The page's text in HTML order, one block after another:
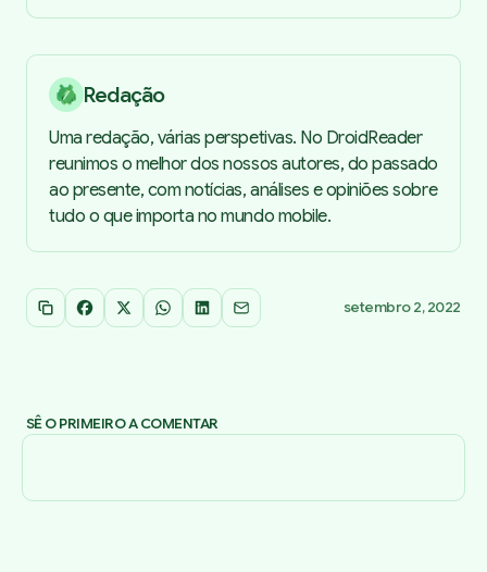
Redação
Uma redação, várias perspetivas. No DroidReader
reunimos o melhor dos nossos autores, do passado
ao presente, com notícias, análises e opiniões sobre
tudo o que importa no mundo mobile.
Copiar link
Facebook
X WhatsApp
LinkedInEmail setembro 2, 2022
SÊ O PRIMEIRO A COMENTAR